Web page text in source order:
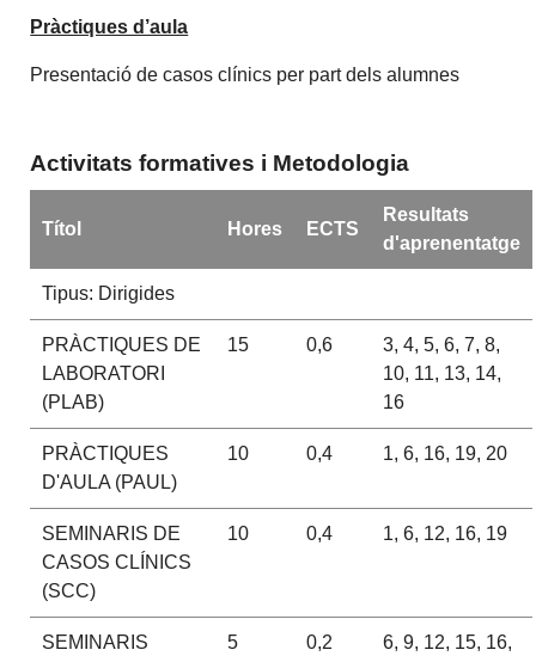
Pràctiques d’aula
Presentació de casos clínics per part dels alumnes
Activitats formatives i Metodologia
Títol Hores ECTS
Resultats
d'aprenentatge
Tipus: Dirigides
PRÀCTIQUES DE
LABORATORI
(PLAB)
15 0,6
3, 4, 5, 6, 7, 8,
10, 11, 13, 14,
16
PRÀCTIQUES
D'AULA (PAUL)
10 0,4 1, 6, 16, 19, 20
SEMINARIS DE
CASOS CLÍNICS
(SCC)
10 0,4 1, 6, 12, 16, 19
SEMINARIS
5 0,2
6, 9, 12, 15, 16,